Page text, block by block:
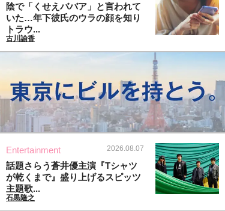
陰で「くせえババア」と言われて
いた…年下彼氏のウラの顔を知り
トラウ...
古川諭香
Entertainment 2026.08.07
話題さらう蒼井優主演『Tシャツ
が乾くまで』盛り上げるスピッツ
主題歌...
石黒隆之